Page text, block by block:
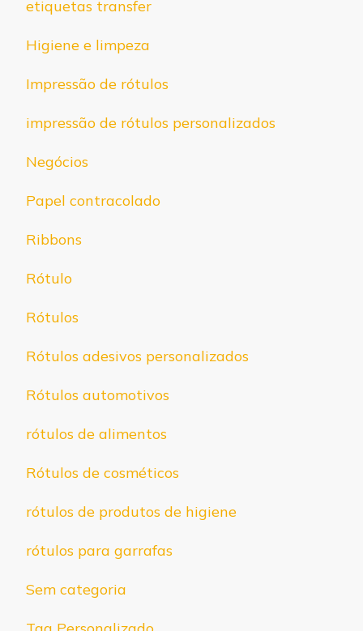
etiquetas transfer
Higiene e limpeza
Impressão de rótulos
impressão de rótulos personalizados
Negócios
Papel contracolado
Ribbons
Rótulo
Rótulos
Rótulos adesivos personalizados
Rótulos automotivos
rótulos de alimentos
Rótulos de cosméticos
rótulos de produtos de higiene
rótulos para garrafas
Sem categoria